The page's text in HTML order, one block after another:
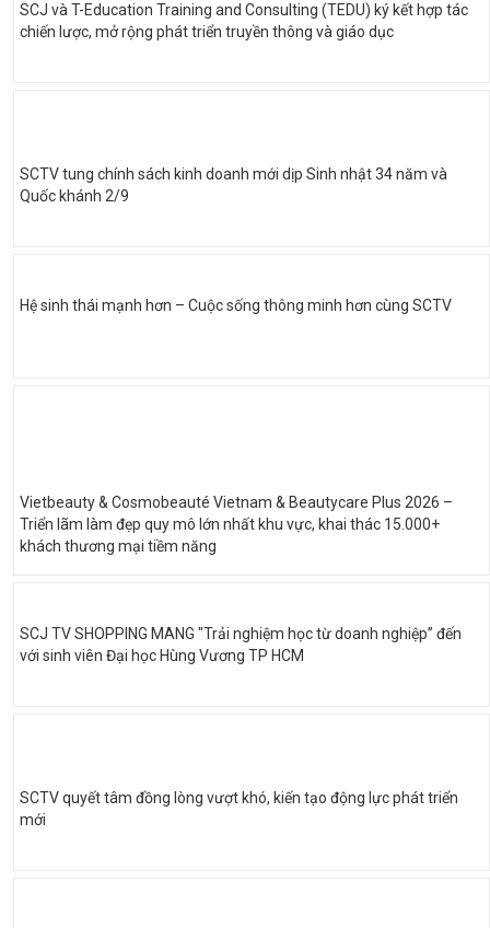
SCJ và T-Education Training and Consulting (TEDU) ký kết hợp tác
chiến lược, mở rộng phát triển truyền thông và giáo dục
SCTV tung chính sách kinh doanh mới dịp Sinh nhật 34 năm và
Quốc khánh 2/9
Hệ sinh thái mạnh hơn – Cuộc sống thông minh hơn cùng SCTV
Vietbeauty & Cosmobeauté Vietnam & Beautycare Plus 2026 –
Triển lãm làm đẹp quy mô lớn nhất khu vực, khai thác 15.000+
khách thương mại tiềm năng
SCJ TV SHOPPING MANG "Trải nghiệm học từ doanh nghiệp” đến
với sinh viên Đại học Hùng Vương TP HCM
SCTV quyết tâm đồng lòng vượt khó, kiến tạo động lực phát triển
mới